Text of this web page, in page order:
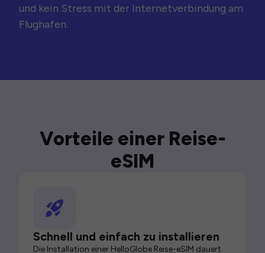
und kein Stress mit der Internetverbindung am
Flughafen.
Vorteile einer Reise-
eSIM
Schnell und einfach zu installieren
Die Installation einer HelloGlobe Reise-eSIM dauert